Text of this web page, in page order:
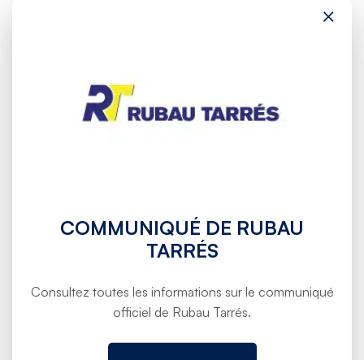
Gare routière de Gérone
×
COMMUNIQUÉ DE RUBAU
TARRÉS
Consultez toutes les informations sur le communiqué
officiel de Rubau Tarrés.